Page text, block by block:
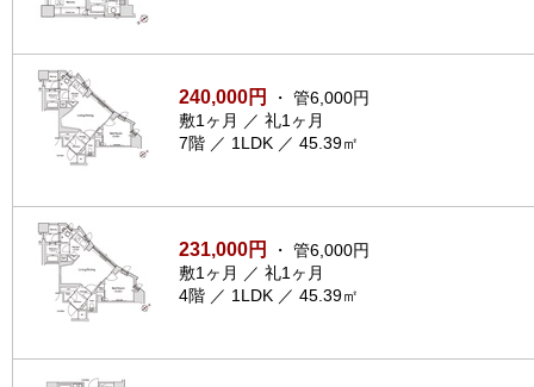
240,000円
・ 管6,000円
敷1ヶ月 ／ 礼1ヶ月
7階 ／ 1LDK ／ 45.39㎡
231,000円
・ 管6,000円
敷1ヶ月 ／ 礼1ヶ月
4階 ／ 1LDK ／ 45.39㎡